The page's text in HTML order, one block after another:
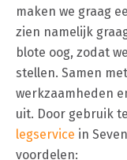
maken we graag
zien namelijk
blote oog, zodat
stellen. Samen
werkzaamheden
uit. Door gebruik
legservice in
voordelen: